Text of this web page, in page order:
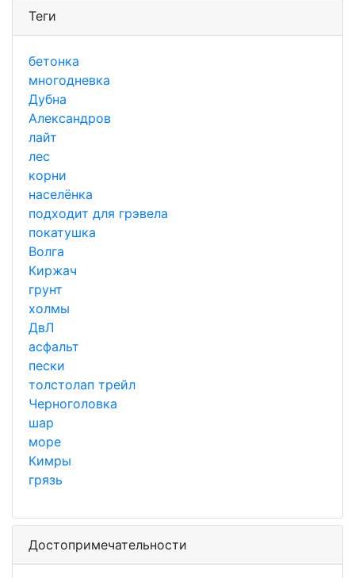
Теги
бетонка
многодневка
Дубна
Александров
лайт
лес
корни
населёнка
подходит для грэвела
покатушка
Волга
Киржач
грунт
холмы
ДвЛ
асфальт
пески
толстолап трейл
Черноголовка
шар
море
Кимры
грязь
Достопримечательности